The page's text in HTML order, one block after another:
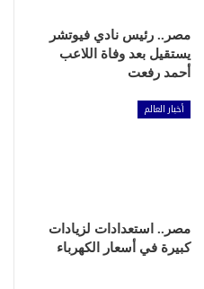
مصر.. رئيس نادي فيوتشر
يستقيل بعد وفاة اللاعب
أحمد رفعت
أخبار العالم
مصر.. استعدادات لزيادات
كبيرة في أسعار الكهرباء